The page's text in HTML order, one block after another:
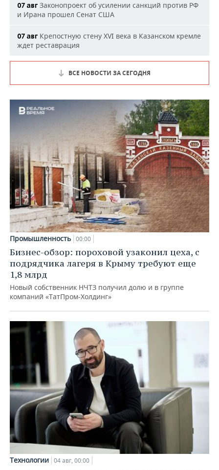
07 авг Законопроект об усилении санкций против РФ
и Ирана прошел Сенат США
07 авг Крепостную стену XVI века в Казанском кремле
ждет реставрация
ВСЕ НОВОСТИ ЗА СЕГОДНЯ
Промышленность 00:00
Бизнес-обзор: пороховой узаконил цеха, с
подрядчика лагеря в Крыму требуют еще
1,8 млрд
Новый собственник НЧТЗ получил долю и в группе
компаний «ТатПром-Холдинг»
Технологии 04 авг, 00:00